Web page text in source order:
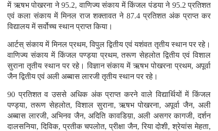
में ऋषभ पोखरना ने 95.2, वाणिज्य संकाय में किंजल पंडया ने 95.2 प्रतिशत
एवं कला संकाय में मिनल राज शक्तावत ने 87.4 प्रतिशत अंक प्राप्त कर
विद्यालय में सर्वोच्च स्थान प्राप्त किया।
आर्टस् संकाय में मिनल प्रथम, विपुल द्वितीय एवं यशंवत तृतीय स्थान पर रहे।
वाणिज्य संकाय में किंजल पण्ड्या प्रथम, तरूण सेहलोत द्वितीय एवं विशाल
सुराना तृतीय स्थान पर रहे। विज्ञान संकाय में ऋषभ पोखरना प्रथम, अपूर्वा
जैन द्वितीय एवं अली अब्बास लारजी तृतीय स्थान पर रहे।
90 प्रतिशत व उससे अधिक अंक प्राप्त करने वाले विद्यार्थियों में किंजल
पण्ड्या, तरूण सेहलोत, विशाल सुराना, ऋषभ पोखरना, अपूर्वा जैन, अली
अब्बास लारजी, अभिनव जैन, अदिति कावडिय़ा, अली असगर कागजी, दर्शन
दालसनिया, दिविक, प्रतीक चपलोत, प्रीक्षा जैन, रिया दोशी, श्रेयांस मेहता,